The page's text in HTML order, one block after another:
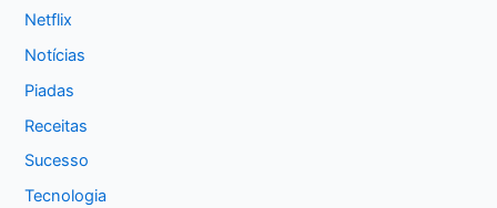
Netflix
Notícias
Piadas
Receitas
Sucesso
Tecnologia